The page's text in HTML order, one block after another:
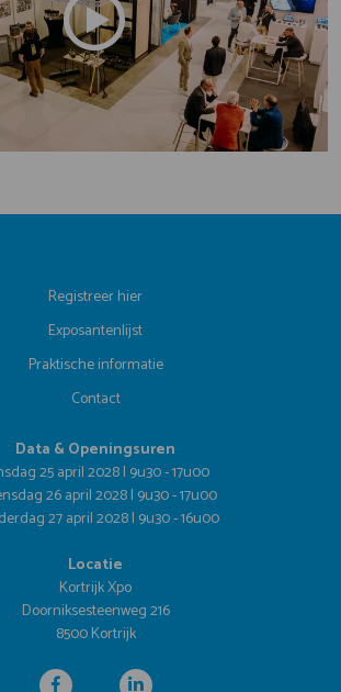
Registreer hier
Exposantenlijst
Praktische informatie
Contact
Data & Openingsuren
25 april 2028 | 9u30 - 17u00
26 april 2028 | 9u30 - 17u00
27 april 2028 | 9u30 - 16u00
Locatie
Kortrijk Xpo
Doorniksesteenweg 216
8500 Kortrijk